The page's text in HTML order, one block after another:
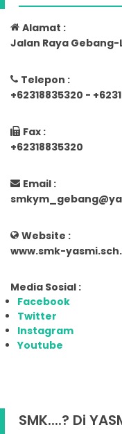
Alamat :
Jalan Raya
Telepon :
+62318835320 -
Fax :
+62318835320
Email :
Website :
www.smk-
Media Sosial :
Facebook
Twitter
Instagram
Youtube
SMK....? Di